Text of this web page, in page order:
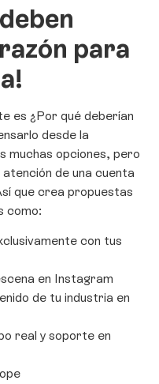
para
es ¿Por qué deberían
desde la
muchas opciones, pero
de una cuenta
que crea propuestas
como:
con tus
en Instagram
de tu industria en
real y soporte en